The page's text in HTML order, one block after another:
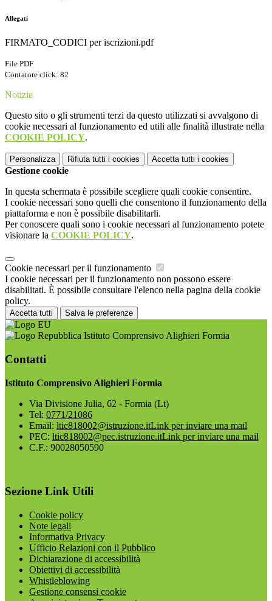
Allegati
FIRMATO_CODICI per iscrizioni.pdf
File PDF
Contatore click: 82
Notizie
Questo sito o gli strumenti terzi da questo utilizzati si avvalgono di
cookie necessari al funzionamento ed utili alle finalità illustrate nella
COOKIE POLICY.
Personalizza Rifiuta tutti i cookies Accetta tutti i cookies
Gestione cookie
In questa schermata è possibile scegliere quali cookie consentire.
I cookie necessari sono quelli che consentono il funzionamento della
piattaforma e non è possibile disabilitarli.
Per conoscere quali sono i cookie necessari al funzionamento potete
visionare la COOKIE POLICY.
Cookie necessari per il funzionamento
I cookie necessari per il funzionamento non possono essere
disabilitati. È possibile consultare l'elenco nella pagina della cookie
policy.
Accetta tutti Salva le preferenze
Istituto Comprensivo Alighieri Formia
Contatti
Istituto Comprensivo Alighieri Formia
Via Divisione Julia, 62 - Formia (Lt)
Tel: 0771/21086
Email: ltic818002@istruzione.itLink per inviare una mail
PEC: ltic818002@pec.istruzione.itLink per inviare una mail
C.F.: 90028050590
Sezione Link Utili
Cookie policy
Note legali
Informativa Privacy
Ufficio Relazioni con il Pubblico
Dichiarazione di accessibilità
Obiettivi di accessibilità
Whistleblowing
Gestione consensi cookie